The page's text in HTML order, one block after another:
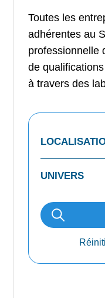
Toutes les
adhérentes au
professionnelle
de
à travers des